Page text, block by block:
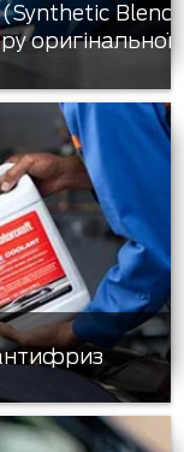
Blend
оригінальної